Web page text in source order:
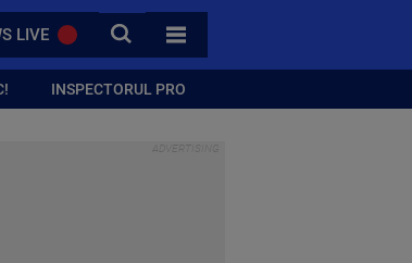
LIVE CAUTA
TOATE CATEGORIILE
INSPECTORUL PRO